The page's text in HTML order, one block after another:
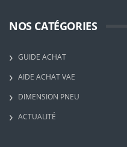
NOS CATÉGORIES
GUIDE ACHAT
AIDE ACHAT VAE
DIMENSION PNEU
ACTUALITÉ